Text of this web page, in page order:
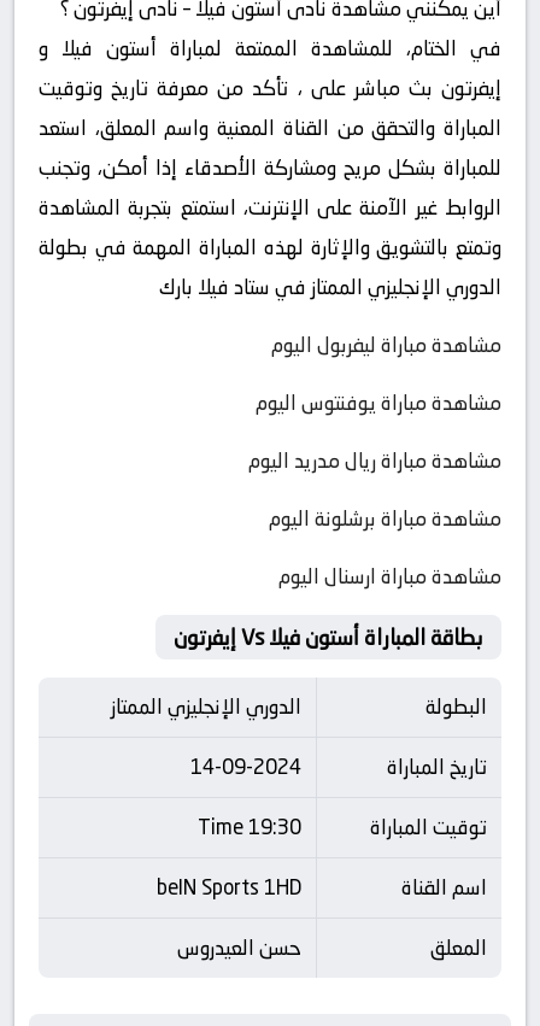
أين يمكنني مشاهدة ‎نادى أستون فيلا – نادى إيفرتون ؟
في الختام، للمشاهدة الممتعة لمباراة أستون فيلا و
إيفرتون بث مباشر على ، تأكد من معرفة تاريخ وتوقيت
المباراة والتحقق من القناة المعنية واسم المعلق، استعد
للمباراة بشكل مريح ومشاركة الأصدقاء إذا أمكن، وتجنب
الروابط غير الآمنة على الإنترنت، استمتع بتجربة المشاهدة
وتمتع بالتشويق والإثارة لهذه المباراة المهمة في بطولة
الدوري الإنجليزي الممتاز في ستاد فيلا بارك
مشاهدة مباراة ليفربول اليوم
مشاهدة مباراة يوفنتوس اليوم
مشاهدة مباراة ريال مدريد اليوم
مشاهدة مباراة برشلونة اليوم
مشاهدة مباراة ارسنال اليوم
بطاقة المباراة أستون فيلا Vs إيفرتون
البطولة
الدوري الإنجليزي الممتاز
تاريخ المباراة
14-09-2024
توقيت المباراة
19:30 Time
اسم القناة
beIN Sports 1HD
المعلق
حسن العيدروس